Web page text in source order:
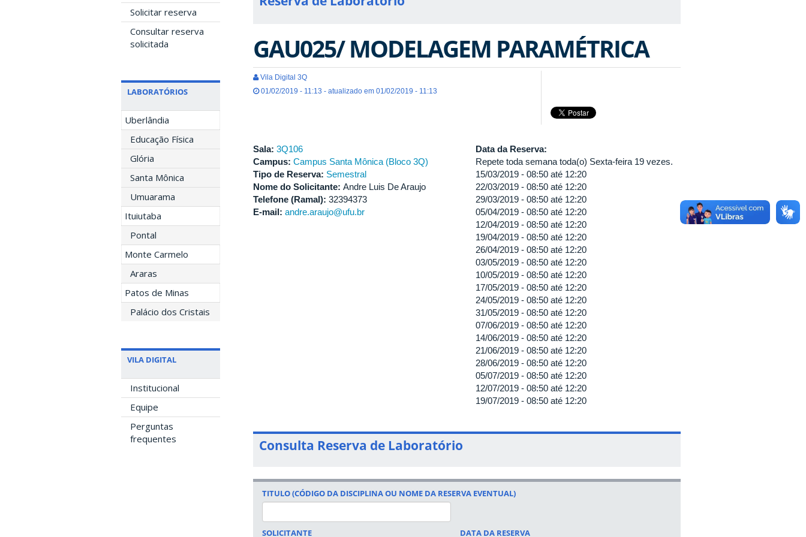
Solicitar reserva
Consultar reserva
solicitada
LABORATÓRIOS
Uberlândia
Educação Física
Glória
Santa Mônica
Umuarama
Ituiutaba
Pontal
Monte Carmelo
Araras
Patos de Minas
Palácio dos Cristais
VILA DIGITAL
Institucional
Equipe
Perguntas
frequentes
GAU025/ MODELAGEM PARAMÉTRICA
Vila Digital 3Q
01/02/2019 - 11:13 - atualizado em 01/02/2019 - 11:13
Sala: 3Q106
Campus: Campus Santa Mônica (Bloco 3Q)
Tipo de Reserva: Semestral
Nome do Solicitante: Andre Luis De Araujo
Telefone (Ramal): 32394373
E-mail: andre.araujo@ufu.br
Data da Reserva:
Repete toda semana toda(o) Sexta-feira 19 vezes.
15/03/2019 -08:50 até 12:20
22/03/2019 -08:50 até 12:20
29/03/2019 -08:50 até 12:20
05/04/2019 -08:50 até 12:20
12/04/2019 -08:50 até 12:20
19/04/2019 -08:50 até 12:20
26/04/2019 -08:50 até 12:20
03/05/2019 -08:50 até 12:20
10/05/2019 -08:50 até 12:20
17/05/2019 -08:50 até 12:20
24/05/2019 -08:50 até 12:20
31/05/2019 -08:50 até 12:20
07/06/2019 -08:50 até 12:20
14/06/2019 -08:50 até 12:20
21/06/2019 -08:50 até 12:20
28/06/2019 -08:50 até 12:20
05/07/2019 -08:50 até 12:20
12/07/2019 -08:50 até 12:20
19/07/2019 -08:50 até 12:20
Consulta Reserva de Laboratório
TITULO (CÓDIGO DA DISCIPLINA OU NOME DA RESERVA EVENTUAL)
SOLICITANTE DATA DA RESERVA